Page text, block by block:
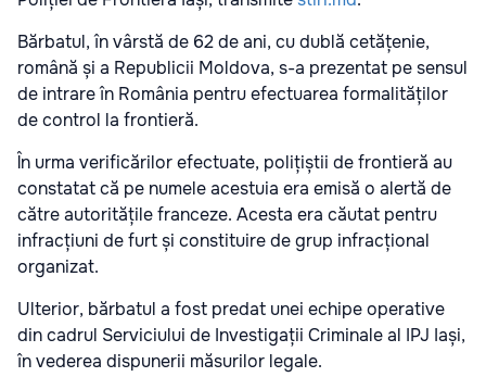
Bărbatul, în vârstă de 62 de ani, cu dublă cetățenie,
română și a Republicii Moldova, s-a prezentat pe sensul
de intrare în România pentru efectuarea formalităților
de control la frontieră.
În urma verificărilor efectuate, polițiștii de frontieră au
constatat că pe numele acestuia era emisă o alertă de
către autoritățile franceze. Acesta era căutat pentru
infracțiuni de furt și constituire de grup infracțional
organizat.
Ulterior, bărbatul a fost predat unei echipe operative
din cadrul Serviciului de Investigații Criminale al IPJ Iași,
în vederea dispunerii măsurilor legale.